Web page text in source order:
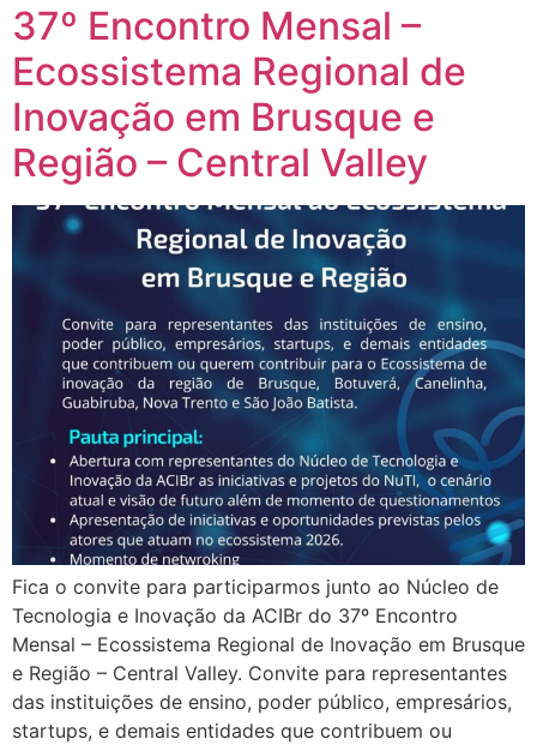
37º Encontro Mensal –
Ecossistema Regional de
Inovação em Brusque e
Região – Central Valley
Fica o convite para participarmos junto ao Núcleo de
Tecnologia e Inovação da ACIBr do 37º Encontro
Mensal – Ecossistema Regional de Inovação em Brusque
e Região – Central Valley. Convite para representantes
das instituições de ensino, poder público, empresários,
startups, e demais entidades que contribuem ou